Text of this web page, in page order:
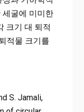
세굴에 미미한
크기 대 퇴적
적물 크기를
S. Jamali,